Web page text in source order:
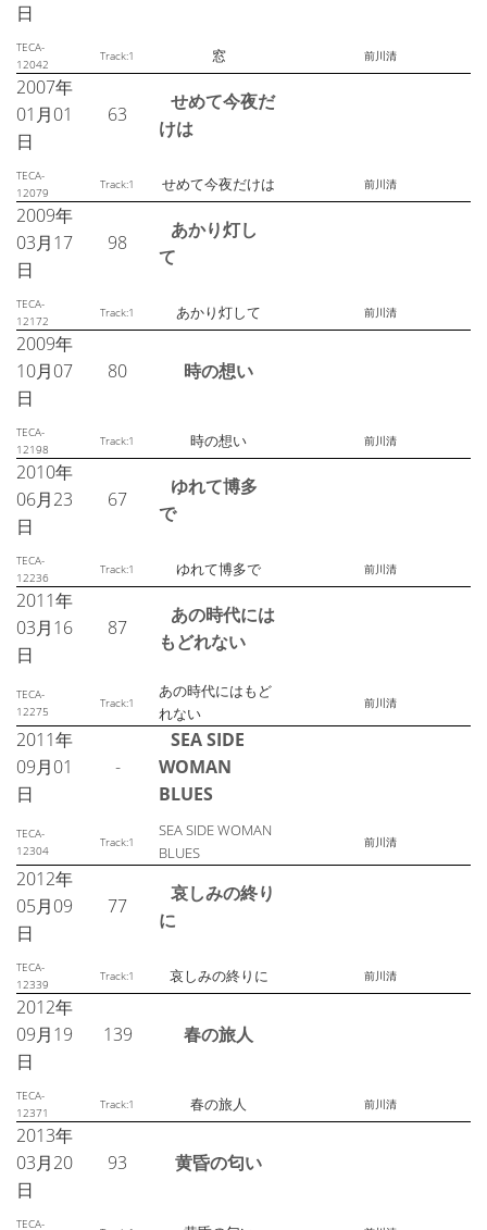
日
TECA-
12042
Track:1 窓 前川清
2007年
01月01
日
63
せめて今夜だ
けは
TECA-
12079
Track:1 せめて今夜だけは 前川清
2009年
03月17
日
98
あかり灯し
て
TECA-
12172
Track:1 あかり灯して 前川清
2009年
10月07
日
80 時の想い
TECA-
12198
Track:1 時の想い 前川清
2010年
06月23
日
67
ゆれて博多
で
TECA-
12236
Track:1 ゆれて博多で 前川清
2011年
03月16
日
87
あの時代には
もどれない
TECA-
12275
Track:1
あの時代にはもど
れない
前川清
2011年
09月01
日
-
SEA SIDE
WOMAN
BLUES
TECA-
12304
Track:1
SEA SIDE WOMAN
BLUES
前川清
2012年
05月09
日
77
哀しみの終り
に
TECA-
12339
Track:1 哀しみの終りに 前川清
2012年
09月19
日
139 春の旅人
TECA-
12371
Track:1 春の旅人 前川清
2013年
03月20
日
93 黄昏の匂い
TECA-